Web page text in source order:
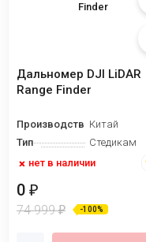
Дальномер DJI LiDAR
Range Finder
ПроизводствоКитай
Тип
Стедикам
нет в наличии
0 ₽
74 999₽ -100%